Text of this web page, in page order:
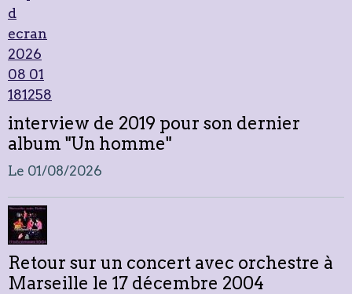
interview de 2019 pour son dernier
album "Un homme"
Le 01/08/2026
Retour sur un concert avec orchestre à
Marseille le 17 décembre 2004